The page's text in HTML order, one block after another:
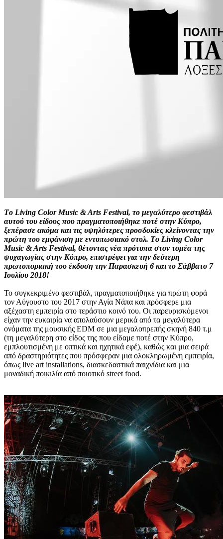
Tο Living Color Music & Arts Festival, το μεγαλύτερο φεστιβάλ
αυτού του είδους που πραγματοποιήθηκε ποτέ στην Κύπρο,
ξεπέρασε ακόμα και τις υψηλότερες προσδοκίες κλείνοντας την
πρώτη του εμφάνιση με εντυπωσιακό στυλ. Tο Living Color
Music & Arts Festival, θέτοντας νέα πρότυπα στον τομέα της
ψυχαγωγίας στην Κύπρο, επιστρέφει για την δεύτερη
πρωτοποριακή του έκδοση την Παρασκευή 6 και το Σάββατο 7
Ιουλίου 2018!
Το συγκεκριμένο φεστιβάλ, πραγματοποιήθηκε για πρώτη φορά
τον Αύγουστο του 2017 στην Αγία Νάπα και πρόσφερε μια
αξέχαστη εμπειρία στο τεράστιο κοινό του. Οι παρευρισκόμενοι
είχαν την ευκαιρία να απολαύσουν μερικά από τα μεγαλύτερα
ονόματα της μουσικής EDM σε μια μεγαλοπρεπής σκηνή 840 τ.μ
(τη μεγαλύτερη στο είδος της που είδαμε ποτέ στην Κύπρο,
εμπλουτισμένη με οπτικά και ηχητικά εφέ), καθώς και μια σειρά
από δραστηριότητες που πρόσφεραν μια ολοκληρωμένη εμπειρία,
όπως live art installations, διασκεδαστικά παιχνίδια και μια
μοναδική ποικιλία από ποιοτικό street food.